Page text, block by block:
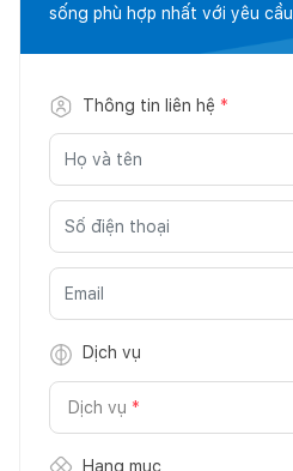
sống phù hợp nhất với yêu cầu
Thông tin liên hệ *
Dịch vụ
Dịch vụ *
Hạng mục